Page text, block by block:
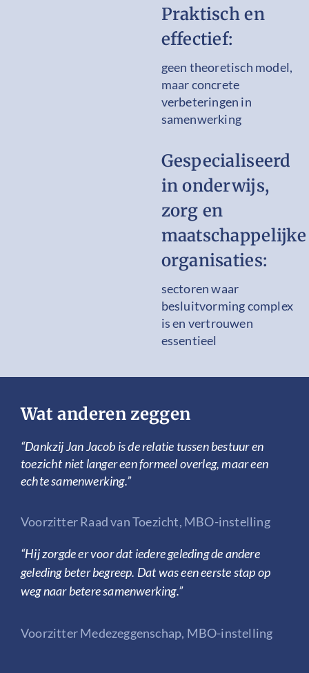
Praktisch en
effectief:
geen theoretisch model,
maar concrete
verbeteringen in
samenwerking
Gespecialiseerd
in onderwijs,
zorg en
maatschappelijke
organisaties:
sectoren waar
besluitvorming complex
is en vertrouwen
essentieel
Wat anderen zeggen
“Dankzij Jan Jacob is de relatie tussen bestuur en
toezicht niet langer een formeel overleg, maar een
echte samenwerking.”
Voorzitter Raad van Toezicht, MBO-instelling
“Hij zorgde er voor dat iedere geleding de andere
geleding beter begreep. Dat was een eerste stap op
weg naar betere samenwerking.”
Voorzitter Medezeggenschap, MBO-instelling